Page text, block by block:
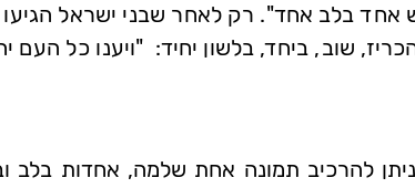
אחד בלב אחד". רק לאחר שבני ישראל
שוב, ביחד, בלשון יחיד: "ויענו כל העם
להרכיב תמונה אחת שלמה, אחדות בלב